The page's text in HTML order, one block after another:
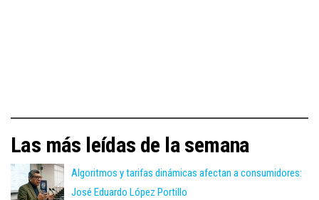
Las más leídas de la semana
Algoritmos y tarifas dinámicas afectan a consumidores:
José Eduardo López Portillo